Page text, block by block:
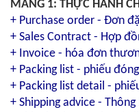
MẢNG 1: THỰC HÀNH
+ Purchase order - Đơn
+ Sales Contract - Hợp
+ Invoice - hóa đơn
+ Packing list - phiếu
+ Packing list detail -
+ Shipping advice -